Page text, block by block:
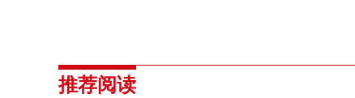
推荐阅读